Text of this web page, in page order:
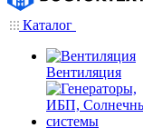
Каталог
Вентиляция